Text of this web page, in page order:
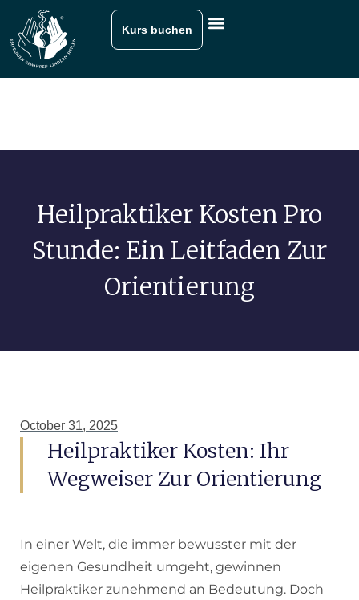
Kurs buchen
Heilpraktiker Kosten Pro
Stunde: Ein Leitfaden Zur
Orientierung
October 31, 2025
Heilpraktiker Kosten: Ihr
Wegweiser Zur Orientierung
In einer Welt, die immer bewusster mit der
eigenen Gesundheit umgeht, gewinnen
Heilpraktiker zunehmend an Bedeutung. Doch